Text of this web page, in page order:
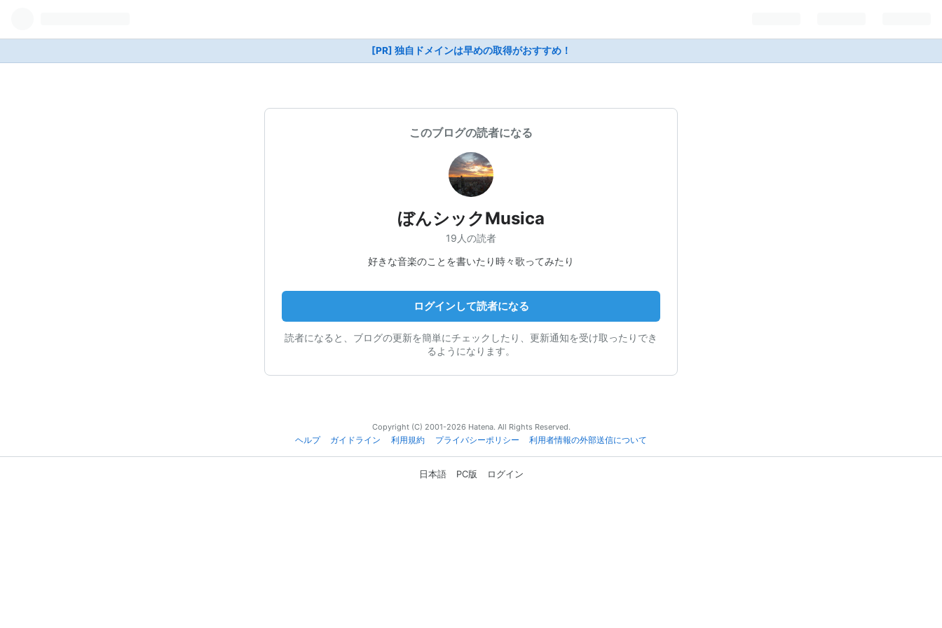
[PR] 独自ドメインは早めの取得がおすすめ！
このブログの読者になる
ぼんシックMusica
19人の読者
好きな音楽のことを書いたり時々歌ってみたり
ログインして読者になる
読者になると、ブログの更新を簡単にチェックしたり、更新通知を受け取ったりでき
るようになります。
Copyright (C) 2001-2026 Hatena. All Rights Reserved.
ヘルプ
ガイドライン 利用規約 プライバシーポリシー 利用者情報の外部送信について
日本語 PC版 ログイン